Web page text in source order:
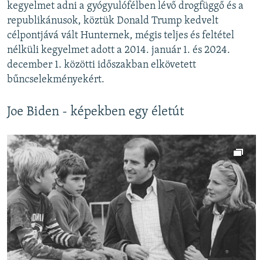
kegyelmet adni a gyógyulófélben lévő drogfüggő és a
republikánusok, köztük Donald Trump kedvelt
célpontjává vált Hunternek, mégis teljes és feltétel
nélküli kegyelmet adott a 2014. január 1. és 2024.
december 1. közötti időszakban elkövetett
bűncselekményekért.
Joe Biden - képekben egy életút